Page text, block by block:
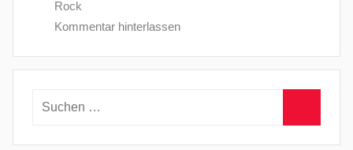
Rock
Kommentar hinterlassen
Suchen